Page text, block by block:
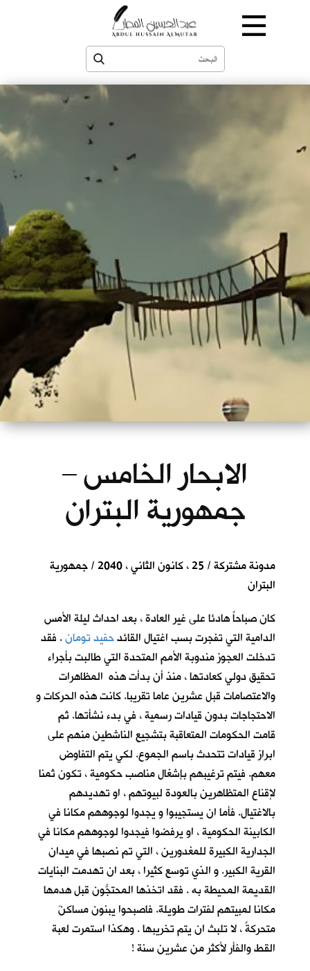
الابحار الخامس –
جمهورية البتران
مدونة مشتركة / 25 ، كانون الثاني ، 2040 / جمهورية
البتران
كان صباحاً هادئا على غير العادة ، بعد احداث ليلة الأمس
الدامية التي تفجرت بسب اغتيال القائدحفيد تومان. فقد
تدخلت العجوز مندوبة الأمم المتحدة التي طالبت بأجراء
تحقيق دولي كعادتها ، منذ أن بدأت هذه المظاهرات
والاعتصامات قبل عشرين عاما تقريبا. كانت هذه الحركات و
الاحتجاجات بدون قيادات رسمية ، في بدء نشأتها. ثم
قامت الحكومات المتعاقبة بتشجيع الناشطين منهم على
ابراز قيادات تتحدث باسم الجموع. لكي يتم التفاوض
معهم. فيتم ترغيبهم بإشغال مناصب حكومية ، تكون ثمنا
لإقناع المتظاهرين بالعودة لبيوتهم ، او تهديدهم
بالاغتيال. فأما ان يستجيبوا و يجدوا لوجوههم مكانا في
الكابينة الحكومية ، او يرفضوا فيجدوا لوجوههم مكانا في
الجدارية الكبيرة للمغدورين ، التي تم نصبها في ميدان
القرية الكبير. و الذي توسع كثيرا ، بعد ان تهدمت البنايات
القديمة المحيطة به . فقد اتخذها المحتجُّون قبل هدمها
مكانا لمبيتهم لفترات طويلة. فاصبحوا يبنون مساكنَ
متحركةً ، لا تلبث ان يتم تخريبها . وهكذا استمرت لعبة
القط والفأر لأكثر من عشرين سنة !